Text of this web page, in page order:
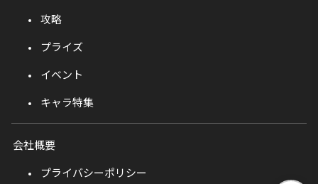
攻略
プライズ
イベント
キャラ特集
会社概要
プライバシーポリシー